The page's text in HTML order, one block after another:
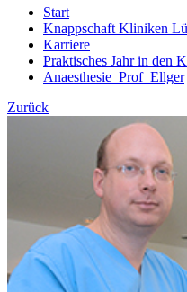
Start
Knappschaft Kliniken
Karriere
Praktisches Jahr in den
Anaesthesie_Prof_Ellger
Zurück